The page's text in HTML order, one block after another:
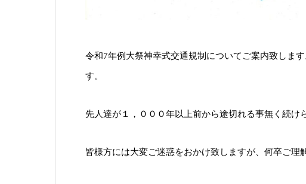
令和7年例大祭神幸式交通規制についてご案内致しま
す。
先人達が１，０００年以上前から途切れる事無く続け
皆様方には大変ご迷惑をおかけ致しますが、何卒ご理